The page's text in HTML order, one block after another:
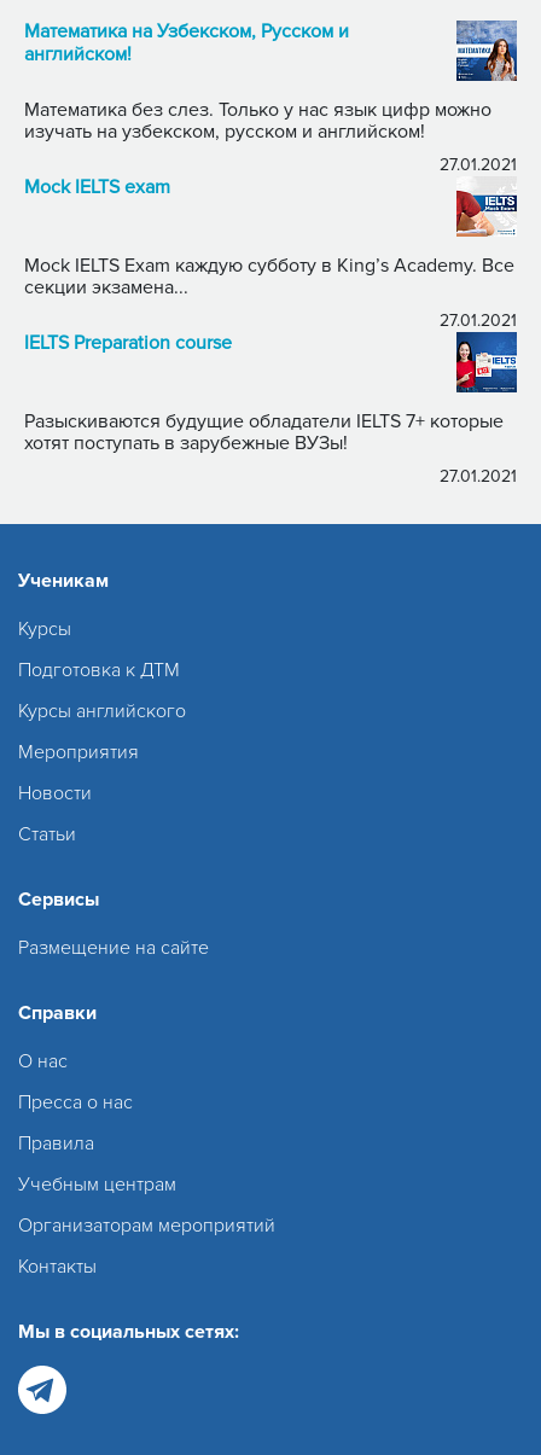
Математика на Узбекском, Русском и
английском!
Математика без слез. Только у нас язык цифр можно
изучать на узбекском, русском и английском!
27.01.2021
Mock IELTS exam
Mock IELTS Exam каждую субботу в King’s Academy. Все
секции экзамена...
27.01.2021
IELTS Preparation course
Разыскиваются будущие обладатели IELTS 7+ которые
хотят поступать в зарубежные ВУЗы!
27.01.2021
Ученикам
Курсы
Подготовка к ДТМ
Курсы английского
Мероприятия
Новости
Статьи
Сервисы
Размещение на сайте
Справки
О нас
Пресса о нас
Правила
Учебным центрам
Организаторам мероприятий
Контакты
Мы в социальных сетях: